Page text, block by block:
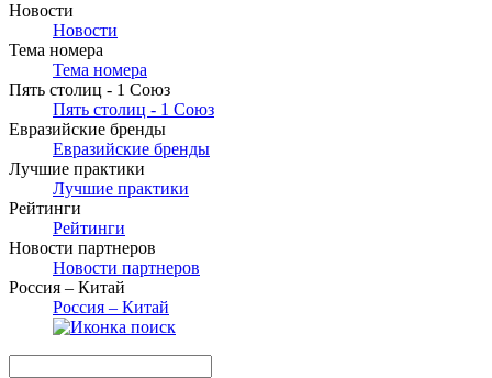
Новости
Новости
Тема номера
Тема номера
Пять столиц - 1 Союз
Пять столиц - 1 Союз
Евразийские бренды
Евразийские бренды
Лучшие практики
Лучшие практики
Рейтинги
Рейтинги
Новости партнеров
Новости партнеров
Россия – Китай
Россия – Китай